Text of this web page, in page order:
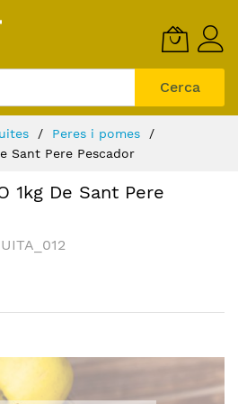
Cerca
Peres i pomes
Sant Pere Pescador
1kg De Sant Pere